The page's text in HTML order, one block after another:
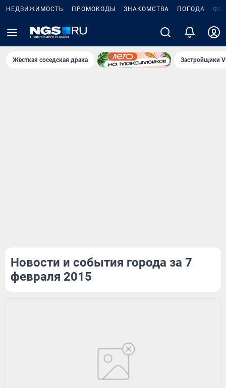
НЕДВИЖИМОСТЬ ПРОМОКОДЫ ЗНАКОМСТВА ПОГОДА
Жёсткая соседская драка Застройщики
Новости и события города за 7
февраля 2015